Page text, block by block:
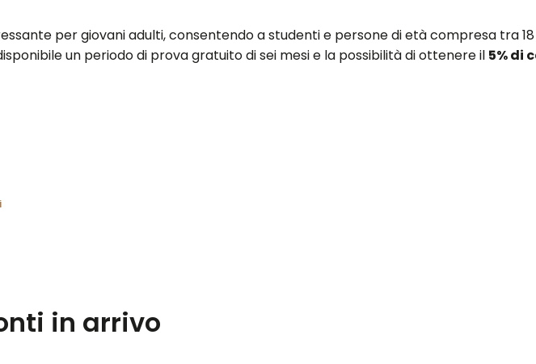
per giovani adulti, consentendo a studenti e persone di età compresa tra
un periodo di prova gratuito di sei mesi e la possibilità di ottenere il 5% di
in arrivo